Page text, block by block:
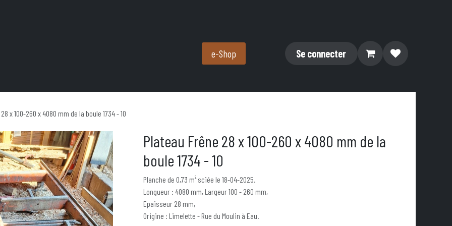
e-Shop Se connecter
x 100-260 x 4080 mm de la boule 1734 - 10
Plateau Frêne 28 x 100-260 x 4080 mm de la
boule 1734 - 10
Planche de 0,73 m² sciée le 18-04-2025.
Longueur : 4080 mm, Largeur 100 - 260 mm,
Epaisseur 28 mm,
Origine : Limelette - Rue du Moulin à Eau.